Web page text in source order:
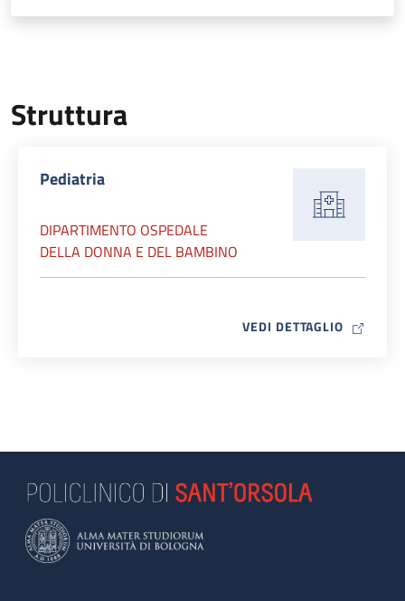
Struttura
Pediatria
DIPARTIMENTO OSPEDALE
DELLA DONNA E DEL BAMBINO
VEDI DETTAGLIO MAP ICON